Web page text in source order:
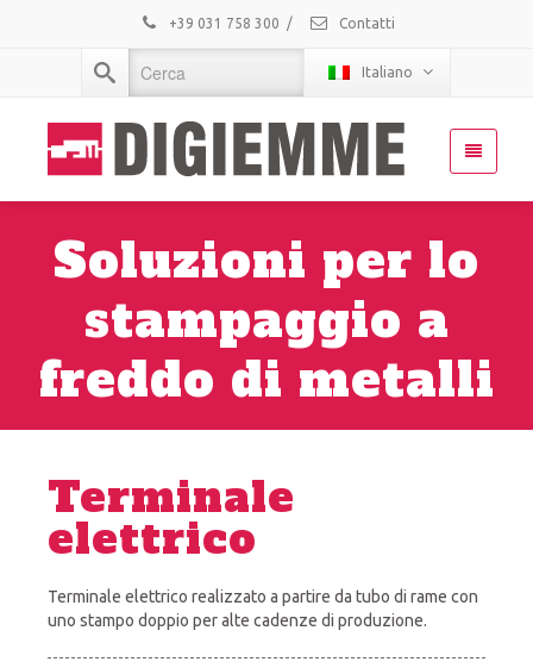
+39 031 758 300 / Contatti
Italiano
Soluzioni per lo
stampaggio a
freddo di metalli
Terminale
elettrico
Terminale elettrico realizzato a partire da tubo di rame con
uno stampo doppio per alte cadenze di produzione.